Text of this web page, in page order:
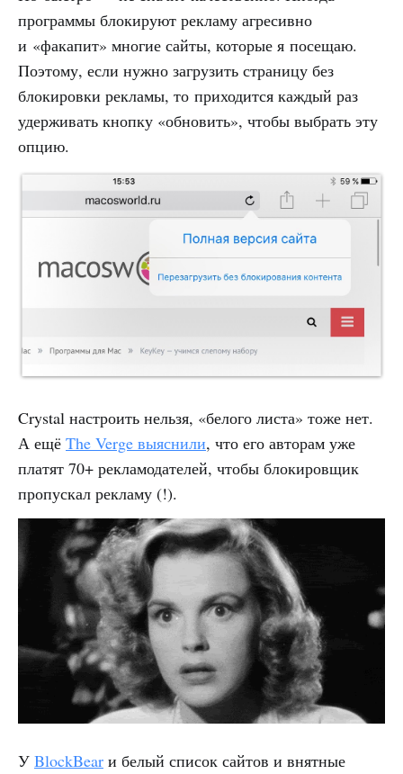
программы блокируют рекламу агресивно
и «факапит» многие сайты, которые я посещаю.
Поэтому, если нужно загрузить страницу без
блокировки рекламы, то приходится каждый раз
удерживать кнопку «обновить», чтобы выбрать эту
опцию.
Crystal настроить нельзя, «белого листа» тоже нет.
А ещё The Verge выяснили, что его авторам уже
платят 70+ рекламодателей, чтобы блокировщик
пропускал рекламу (!).
У BlockBear и белый список сайтов и внятные